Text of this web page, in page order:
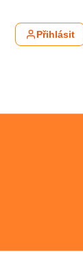
Přihlásit